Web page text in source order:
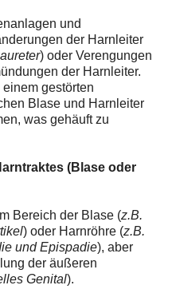
und
der Harnleiter
) oder Verengungen
der Harnleiter.
gestörten
Blase und Harnleiter
was gehäuft zu
(Blase oder
Bereich der Blase (z.B.
) oder Harnröhre (z.B.
und Epispadie), aber
der äußeren
Genital).